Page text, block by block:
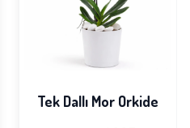
Tek Dallı Mor Orkide